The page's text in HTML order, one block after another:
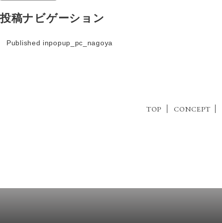
投稿ナビゲーション
Published inpopup_pc_nagoya
TOP CONCEPT